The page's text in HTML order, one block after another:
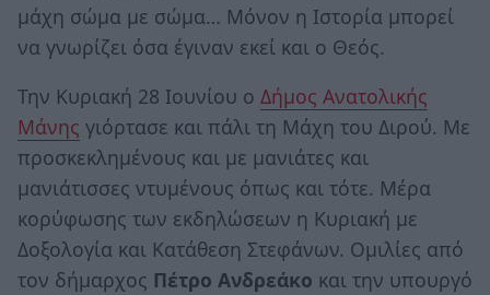
μάχη σώμα με σώμα… Μόνον η Ιστορία μπορεί
να γνωρίζει όσα έγιναν εκεί και ο Θεός.
Την Κυριακή 28 Ιουνίου ο Δήμος Ανατολικής
Μάνης γιόρτασε και πάλι τη Μάχη του Διρού. Με
προσκεκλημένους και με μανιάτες και
μανιάτισσες ντυμένους όπως και τότε. Μέρα
κορύφωσης των εκδηλώσεων η Κυριακή με
Δοξολογία και Κατάθεση Στεφάνων. Ομιλίες από
τον δήμαρχος Πέτρο Ανδρεάκο και την υπουργό